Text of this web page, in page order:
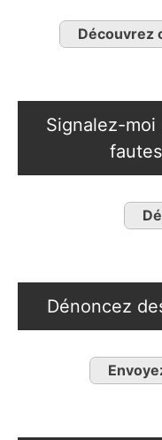
Découvrez
Signalez-moi
Dénoncez